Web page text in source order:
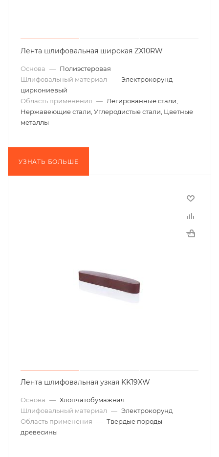
Лента шлифовальная широкая ZХ10RW
Основа — Полиэстеровая
Шлифовальный материал — Электрокорунд
циркониевый
Область применения — Легированные стали,
Нержавеющие стали, Углеродистые стали, Цветные
металлы
УЗНАТЬ БОЛЬШЕ
Лента шлифовальная узкая KK19XW
Основа — Хлопчатобумажная
Шлифовальный материал — Электрокорунд
Область применения — Твердые породы
древесины